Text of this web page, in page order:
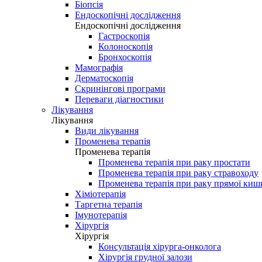
Біопсія
Ендоскопічні дослідження
Ендоскопічні дослідження
Гастроскопія
Колоноскопія
Бронхоскопія
Мамографія
Дерматоскопія
Скринінгові програми
Переваги діагностики
Лікування
Лікування
Види лікування
Променева терапія
Променева терапія
Променева терапія при раку простати
Променева терапія при раку стравоходу
Променева терапія при раку прямої
Хіміотерапія
Таргетна терапія
Імунотерапія
Хірургія
Хірургія
Консультація хірурга-онколога
Хірургія грудної залози